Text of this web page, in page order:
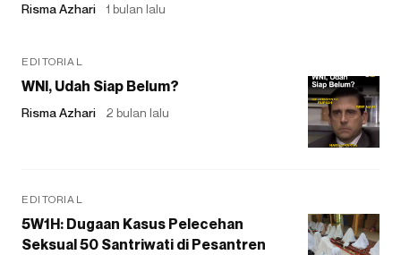
Risma Azhari 1 bulan lalu
EDITORIAL
WNI, Udah Siap Belum?
Risma Azhari 2 bulan lalu
EDITORIAL
5W1H: Dugaan Kasus Pelecehan
Seksual 50 Santriwati di Pesantren